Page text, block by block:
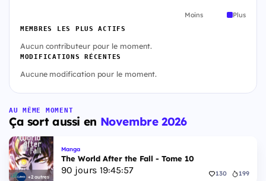
Moins Plus
MEMBRES LES PLUS ACTIFS
Aucun contributeur pour le moment.
MODIFICATIONS RÉCENTES
Aucune modification pour le moment.
AU MÊME MOMENT
Ça sort aussi en Novembre 2026
+2 autres
Manga
The World After the Fall - Tome 10
90 jours 19:45:56 130 199